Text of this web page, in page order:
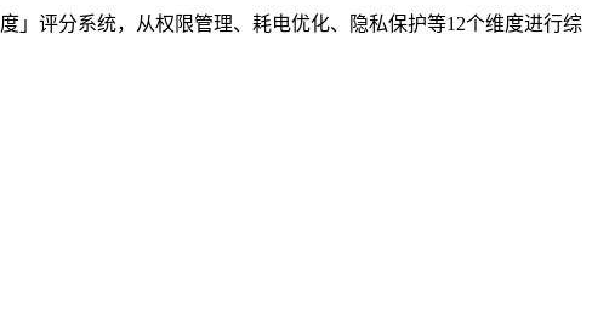
」评分系统，从权限管理、耗电优化、隐私保护等12个维度进行综